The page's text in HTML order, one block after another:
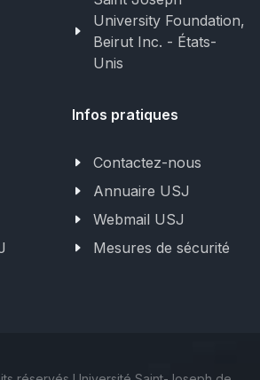
University Foundation,
Beirut Inc. - États-
Unis
Infos pratiques
Contactez-nous
Annuaire USJ
Webmail USJ
Mesures de sécurité